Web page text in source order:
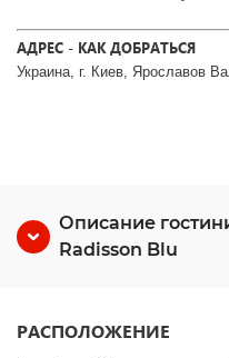
АДРЕС - КАК ДОБРАТЬСЯ
Украина, г. Киев, Ярославов
Описание
Radisson Blu
РАСПОЛОЖЕНИЕ